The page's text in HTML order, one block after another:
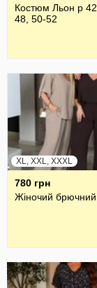
Костюм Льон р
48, 50-52
XL, XXL, XXXL
780 грн
Жiночий